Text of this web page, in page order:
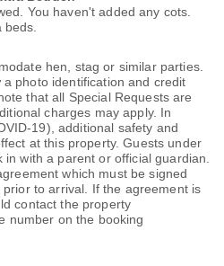
You haven't added any cots.
hen, stag or similar parties.
photo identification and credit
that all Special Requests are
charges may apply. In
19), additional safety and
at this property. Guests under
with a parent or official guardian.
which must be signed
to arrival. If the agreement is
contact the property
number on the booking